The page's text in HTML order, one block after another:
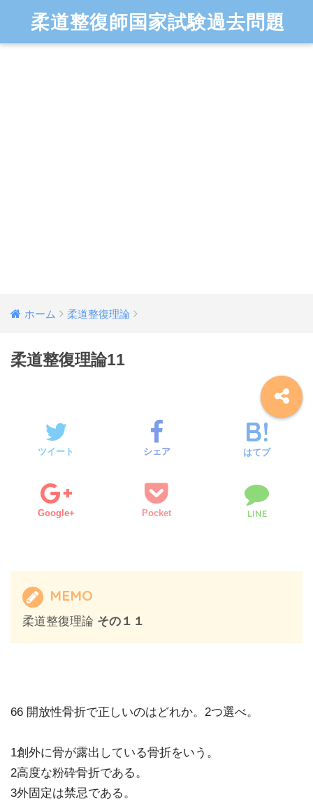
柔道整復師国家試験過去問題
ホーム 柔道整復理論
柔道整復理論11
ツイート シェア はてブ
Google+ Pocket LINE
MEMO
柔道整復理論 その１１
66 開放性骨折で正しいのはどれか。2つ選べ。
1創外に骨が露出している骨折をいう。
2高度な粉砕骨折である。
3外固定は禁忌である。